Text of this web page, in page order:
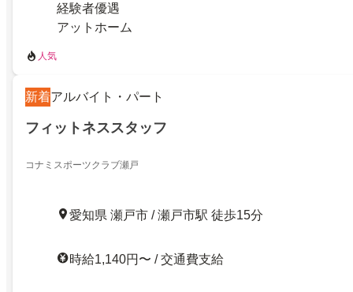
経験者優遇
アットホーム
人気
新着アルバイト・パート
フィットネススタッフ
コナミスポーツクラブ瀬戸
愛知県 瀬戸市 / 瀬戸市駅 徒歩15分
時給1,140円〜 / 交通費支給